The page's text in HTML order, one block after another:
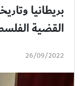
بريطانيا
القضية
26/09/2022